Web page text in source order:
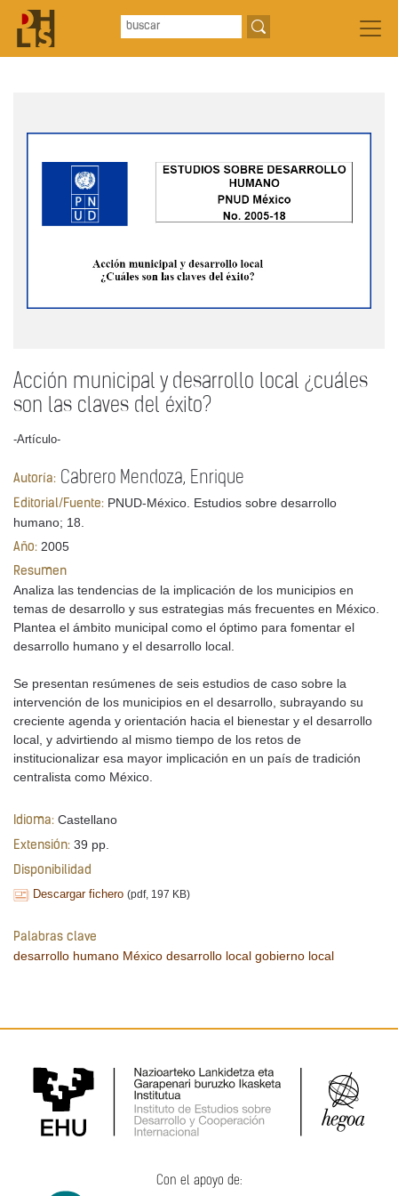
Acción municipal y desarrollo local ¿cuáles
son las claves del éxito?
-Artículo-
Autoría: Cabrero Mendoza, Enrique
Editorial/Fuente: PNUD-México. Estudios sobre desarrollo
humano; 18.
Año: 2005
Resumen
Analiza las tendencias de la implicación de los municipios en
temas de desarrollo y sus estrategias más frecuentes en México.
Plantea el ámbito municipal como el óptimo para fomentar el
desarrollo humano y el desarrollo local.
Se presentan resúmenes de seis estudios de caso sobre la
intervención de los municipios en el desarrollo, subrayando su
creciente agenda y orientación hacia el bienestar y el desarrollo
local, y advirtiendo al mismo tiempo de los retos de
institucionalizar esa mayor implicación en un país de tradición
centralista como México.
Idioma: Castellano
Extensión: 39 pp.
Disponibilidad
Descargar fichero (pdf, 197 KB)
Palabras clave
desarrollo humano México desarrollo local gobierno local
Con el apoyo de: